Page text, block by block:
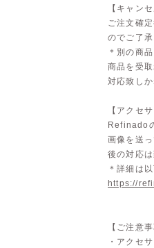
【キャン
ご注文確
のでご了承
＊別の商
商品を受
対応致し
【アクセ
Refinado
画像を送
後の対応
＊詳細は
https://
【ご注意事
・アクセ